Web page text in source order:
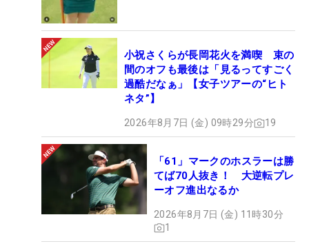
小祝さくらが長岡花火を満喫 束の
間のオフも最後は「見るってすごく
過酷だなぁ」【女子ツアーの“ヒト
ネタ”】
2026年8月7日 (金) 09時29分 19
「61」マークのホスラーは勝
てば70人抜き！ 大逆転プレ
ーオフ進出なるか
2026年8月7日 (金) 11時30分
1